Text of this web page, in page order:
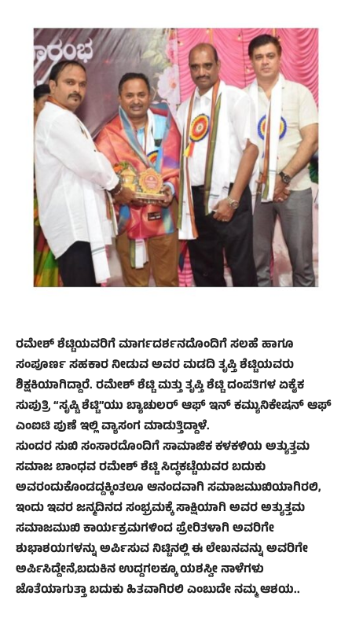
ರಮೇಶ್ ಶೆಟ್ಟಿಯವರಿಗೆ ಮಾರ್ಗದರ್ಶನದೊಂದಿಗೆ ಸಲಹೆ ಹಾಗೂ
ಸಂಪೂರ್ಣ ಸಹಕಾರ ನೀಡುವ ಅವರ ಮಡದಿ ತೃಪ್ತಿ ಶೆಟ್ಟಿಯವರು
ಶಿಕ್ಷಕಿಯಾಗಿದ್ದಾರೆ. ರಮೇಶ್ ಶೆಟ್ಟಿ ಮತ್ತು ತೃಪ್ತಿ ಶೆಟ್ಟಿ ದಂಪತಿಗಳ ಏಕೈಕ
ಸುಪುತ್ರಿ “ಸೃಷ್ಟಿ ಶೆಟ್ಟಿ”ಯು ಬ್ಯಾಚುಲರ್ ಆಫ್ ಇನ್ ಕಮ್ಯುನಿಕೇಷನ್ ಆಫ್
ಎಂಐಟಿ ಪುಣೆ ಇಲ್ಲಿ ವ್ಯಾಸಂಗ ಮಾಡುತ್ತಿದ್ದಾಳೆ.
ಸುಂದರ ಸುಖಿ ಸಂಸಾರದೊಂದಿಗೆ ಸಾಮಾಜಿಕ ಕಳಕಳಿಯ ಅತ್ಯುತ್ತಮ
ಸಮಾಜ ಬಾಂಧವ ರಮೇಶ್ ಶೆಟ್ಟಿ ಸಿದ್ಧಕಟ್ಟೆಯವರ ಬದುಕು
ಅವರಂದುಕೊಂಡದ್ದಕ್ಕಿಂತಲೂ ಆನಂದವಾಗಿ ಸಮಾಜಮುಖಿಯಾಗಿರಲಿ,
ಇಂದು ಇವರ ಜನ್ಮದಿನದ ಸಂಭ್ರಮಕ್ಕೆ ಸಾಕ್ಷಿಯಾಗಿ ಅವರ ಅತ್ಯುತ್ತಮ
ಸಮಾಜಮುಖಿ ಕಾರ್ಯಕ್ರಮಗಳಿಂದ ಪ್ರೇರಿತಳಾಗಿ ಅವರಿಗೇ
ಶುಭಾಶಯಗಳನ್ನು ಅರ್ಪಿಸುವ ನಿಟ್ಟಿನಲ್ಲಿ ಈ ಲೇಖನವನ್ನು ಅವರಿಗೇ
ಅರ್ಪಿಸಿದ್ದೇನೆ,ಬದುಕಿನ ಉದ್ದಗಲಕ್ಕೂ ಯಶಸ್ವೀ ನಾಳೆಗಳು
ಜೊತೆಯಾಗುತ್ತಾ ಬದುಕು ಹಿತವಾಗಿರಲಿ ಎಂಬುದೇ ನಮ್ಮ ಆಶಯ..